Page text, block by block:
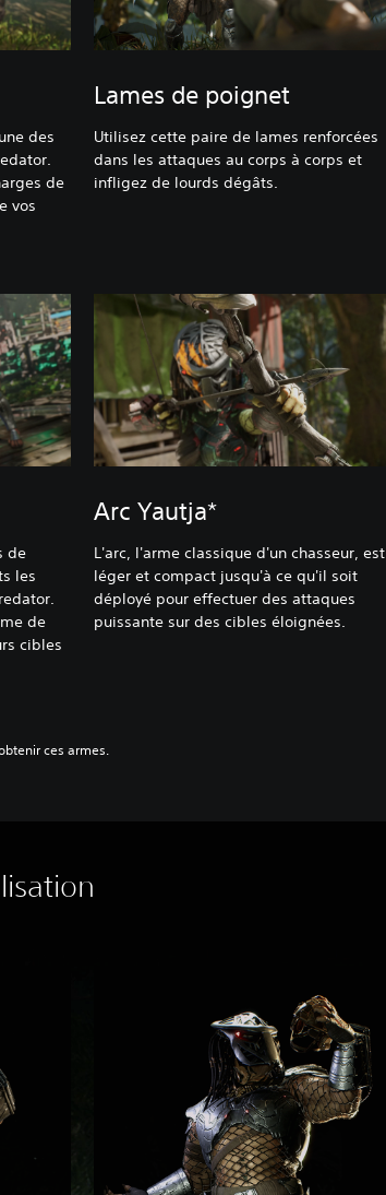
des
de
vos
Lames de poignet
Utilisez cette paire de lames renforcées
dans les attaques au corps à corps et
infligez de lourds dégâts.
de
les
de
cibles
Arc Yautja*
L'arc, l'arme classique d'un chasseur, est
léger et compact jusqu'à ce qu'il soit
déployé pour effectuer des attaques
puissante sur des cibles éloignées.‎
ces armes.‎